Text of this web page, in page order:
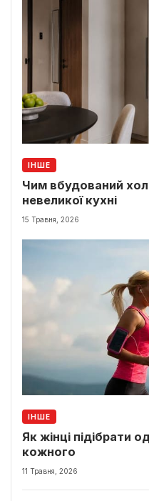
ІНШЕ
Чим вбудований
невеликої кухні
15 Травня, 2026
ІНШЕ
Як жінці підібрати
кожного
11 Травня, 2026